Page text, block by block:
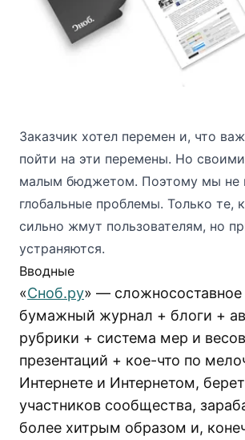
Заказчик хотел перемен и, что
пойти на эти перемены. Но
малым бюджетом. Поэтому мы не
глобальные проблемы. Только те,
сильно жмут пользователям, но
устраняются.
Вводные
«Сноб.ру» —
бумажный журнал + блоги +
рубрики + система мер и
презентаций + кое-что по
Интернете и Интернетом,
участников сообщества,
более хитрым образом и,